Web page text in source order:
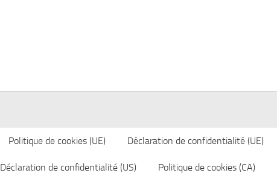
Politique de cookies (UE) Déclaration de confidentialité (UE)
Déclaration de confidentialité (US) Politique de cookies (CA)